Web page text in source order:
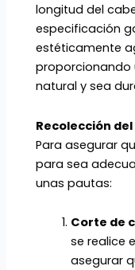
longitud del
especificación
estéticamente
proporcionando
natural y sea
Recolección
Para asegurar
para sea
unas pautas:
Corte de
se realice
asegurar